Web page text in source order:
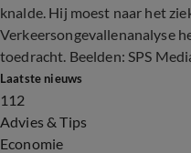
knalde. Hij moest naar het
Verkeersongevallenanalyse
toedracht. Beelden: SPS
Laatste nieuws
112
Advies & Tips
Economie